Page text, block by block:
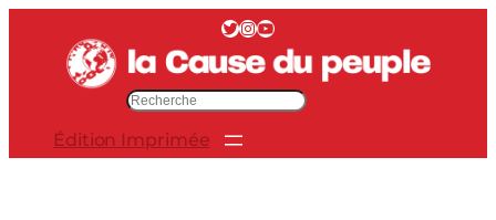
contenu
Twitter InstagramYouTube
Édition Imprimée